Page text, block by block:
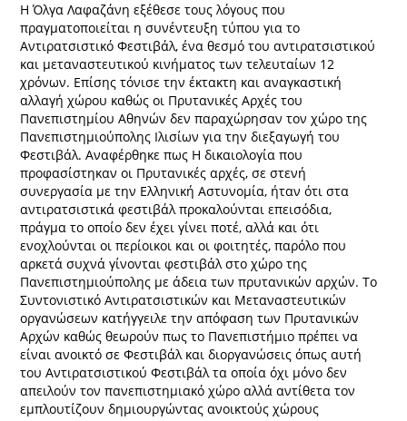
Η Όλγα Λαφαζάνη εξέθεσε τους λόγους που
πραγματοποιείται η συνέντευξη τύπου για το
Αντιρατσιστικό Φεστιβάλ, ένα θεσμό του αντιρατσιστικού
και μεταναστευτικού κινήματος των τελευταίων 12
χρόνων. Επίσης τόνισε την έκτακτη και αναγκαστική
αλλαγή χώρου καθώς οι Πρυτανικές Αρχές του
Πανεπιστημίου Αθηνών δεν παραχώρησαν τον χώρο της
Πανεπιστημιούπολης Ιλισίων για την διεξαγωγή του
Φεστιβάλ. Αναφέρθηκε πως Η δικαιολογία που
προφασίστηκαν οι Πρυτανικές αρχές, σε στενή
συνεργασία με την Ελληνική Αστυνομία, ήταν ότι στα
αντιρατσιστικά φεστιβάλ προκαλούνται επεισόδια,
πράγμα το οποίο δεν έχει γίνει ποτέ, αλλά και ότι
ενοχλούνται οι περίοικοι και οι φοιτητές, παρόλο που
αρκετά συχνά γίνονται φεστιβάλ στο χώρο της
Πανεπιστημιούπολης με άδεια των πρυτανικών αρχών. Το
Συντονιστικό Αντιρατσιστικών και Μεταναστευτικών
οργανώσεων κατήγγειλε την απόφαση των Πρυτανικών
Αρχών καθώς θεωρούν πως το Πανεπιστήμιο πρέπει να
είναι ανοικτό σε Φεστιβάλ και διοργανώσεις όπως αυτή
του Αντιρατσιστικού Φεστιβάλ τα οποία όχι μόνο δεν
απειλούν τον πανεπιστημιακό χώρο αλλά αντίθετα τον
εμπλουτίζουν δημιουργώντας ανοικτούς χώρους